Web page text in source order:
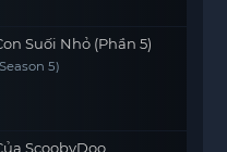
Suối Nhỏ (Phần 5)
5)
ScoobyDoo